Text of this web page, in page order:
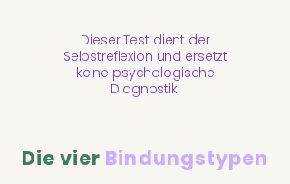
Dieser Test dient der
Selbstreflexion und ersetzt
keine psychologische
Diagnostik.
Die vier Bindungstypen